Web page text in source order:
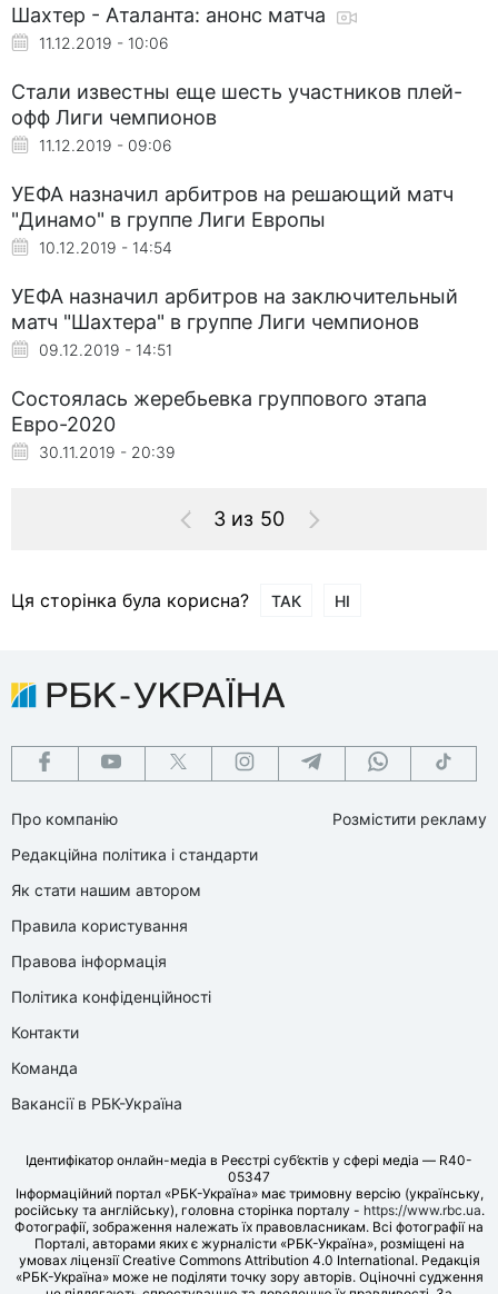
Шахтер - Аталанта: анонс матча
11.12.2019 - 10:06
Стали известны еще шесть участников плей-
офф Лиги чемпионов
11.12.2019 - 09:06
УЕФА назначил арбитров на решающий матч
"Динамо" в группе Лиги Европы
10.12.2019 - 14:54
УЕФА назначил арбитров на заключительный
матч "Шахтера" в группе Лиги чемпионов
09.12.2019 - 14:51
Состоялась жеребьевка группового этапа
Евро-2020
30.11.2019 - 20:39
3 из 50
Ця сторінка була корисна? ТАК НІ
Про компанію
Редакційна політика і стандарти
Як стати нашим автором
Правила користування
Правова інформація
Політика конфіденційності
Контакти
Команда
Вакансії в РБК-Україна
Розмістити рекламу
Ідентифікатор онлайн-медіа в Реєстрі суб’єктів у сфері медіа — R40-
05347
Інформаційний портал «РБК-Україна» має тримовну версію (українську,
російську та англійську), головна сторінка порталу - https://www.rbc.ua.
Фотографії, зображення належать їх правовласникам. Всі фотографії на
Порталі, авторами яких є журналісти «РБК-Україна», розміщені на
умовах ліцензії Creative Commons Attribution 4.0 International. Редакція
«РБК-Україна» може не поділяти точку зору авторів. Оціночні судження